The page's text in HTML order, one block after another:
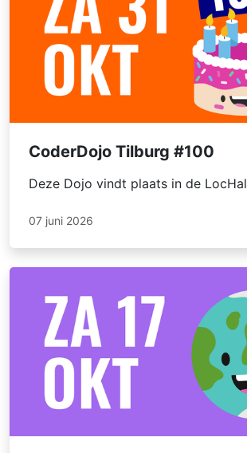
kennis met Scratch door het
m…
CoderDojo Tilburg #100
Deze Dojo vindt plaats in de
07 juni 2026